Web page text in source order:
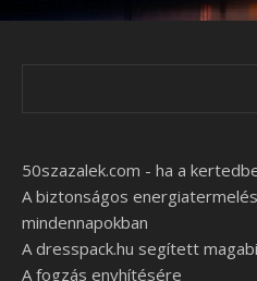
50szazalek.com - ha a
A biztonságos
mindennapokban
A dresspack.hu segített
A fogzás enyhítésére